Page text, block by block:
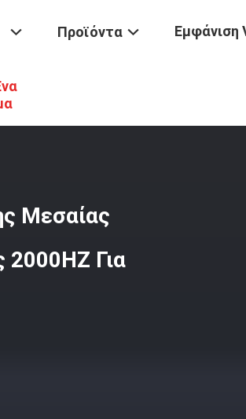
Προϊόντα Εμφάνιση
0.25T Βιομηχανικός Καμίνου Τήξης Μεσαίας
Μεσαίας
Για